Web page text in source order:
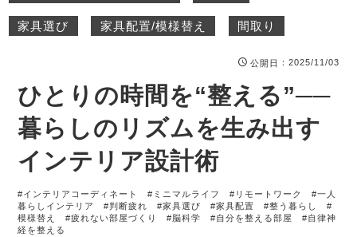
家具選び 家具配置/模様替え 間取り
公開日 ：2025/11/03
ひとりの時間を“整える”──
暮らしのリズムを生み出す
インテリア設計術
#インテリアコーディネート #ミニマルライフ #リモートワーク
#一人
暮らしインテリア
#判断疲れ #家具選び #家具配置 #整う暮らし
#
模様替え
#疲れない部屋づくり #脳科学 #自分を整える部屋
#自律神
経を整える